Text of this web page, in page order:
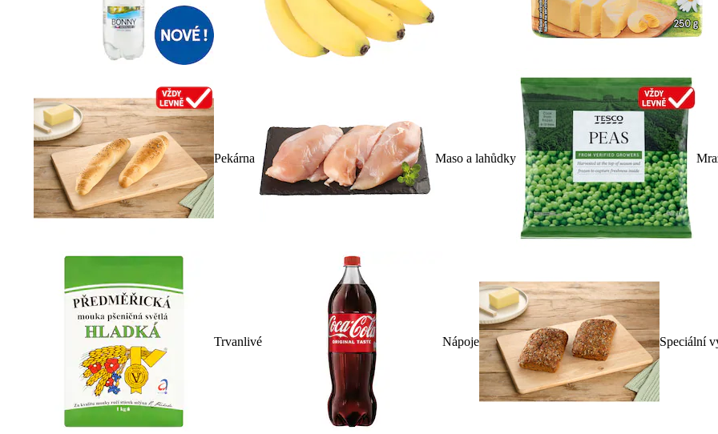
Pekárna Maso a lahůdky
Trvanlivé Nápoje Speciální